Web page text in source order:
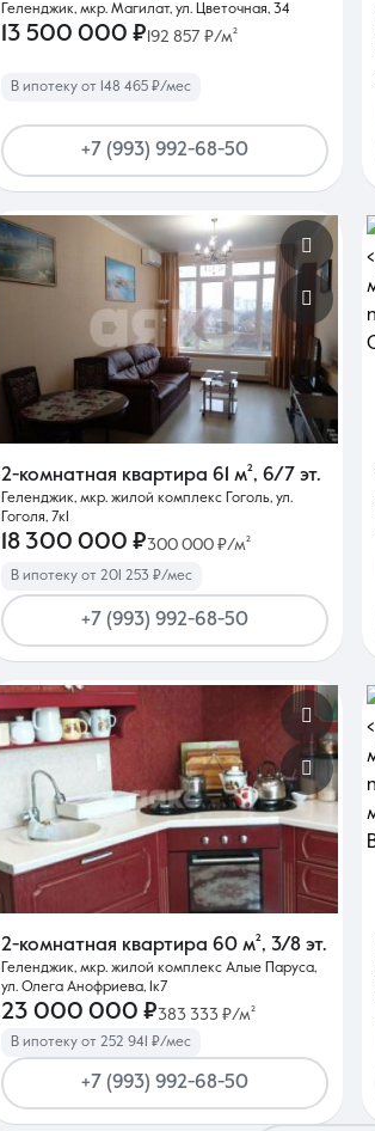
Геленджик, мкр. Магилат, ул. Цветочная, 34
13 500 000 ₽192 857 ₽/м²
В ипотеку от 148 465 ₽/мес
+7 (993) 992-68-50
2-комнатная квартира 61 м², 6/7 эт.
Геленджик, мкр. жилой комплекс Гоголь, ул.
Гоголя, 7к1
18 300 000 ₽300 000 ₽/м²
В ипотеку от 201 253 ₽/мес
+7 (993) 992-68-50
2-комнатная квартира 60 м², 3/8 эт.
Геленджик, мкр. жилой комплекс Алые Паруса,
ул. Олега Анофриева, 1к7
23 000 000 ₽383 333 ₽/м²
В ипотеку от 252 941 ₽/мес
+7 (993) 992-68-50